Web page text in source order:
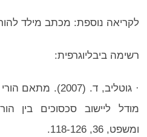
לקריאה נוספת: מכתב מילד
רשימה ביבליוגרפית:
מודל ליישוב סכסוכים בין
ומשפט, 36, 118-126.